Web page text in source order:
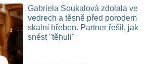
Gabriela Soukalová zdolala ve
vedrech a těsně před porodem
skalní hřeben. Partner řešil, jak
snést "těhuli"